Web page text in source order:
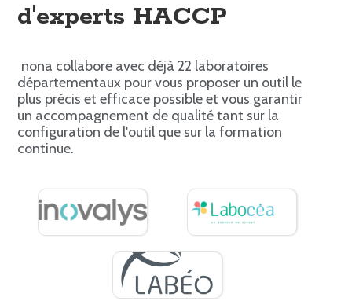
d'experts HACCP
nona collabore avec déjà 22 laboratoires
départementaux pour vous proposer un outil le
plus précis et efficace possible et vous garantir
un accompagnement de qualité tant sur la
configuration de l'outil que sur la formation
continue.